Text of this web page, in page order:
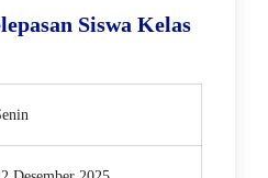
Siswa Kelas